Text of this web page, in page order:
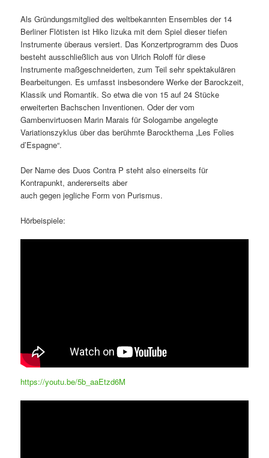
Als Gründungsmitglied des weltbekannten Ensembles der 14
Berliner Flötisten ist Hiko Iizuka mit dem Spiel dieser tiefen
Instrumente überaus versiert. Das Konzertprogramm des Duos
besteht ausschließlich aus von Ulrich Roloff für diese
Instrumente maßgeschneiderten, zum Teil sehr spektakulären
Bearbeitungen. Es umfasst insbesondere Werke der Barockzeit,
Klassik und Romantik. So etwa die von 15 auf 24 Stücke
erweiterten Bachschen Inventionen. Oder der vom
Gambenvirtuosen Marin Marais für Sologambe angelegte
Variationszyklus über das berühmte Barockthema „Les Folies
d’Espagne“.
Der Name des Duos Contra P steht also einerseits für
Kontrapunkt, andererseits aber
auch gegen jegliche Form von Purismus.
Hörbeispiele:
https://youtu.be/5b_aaEtzd6M